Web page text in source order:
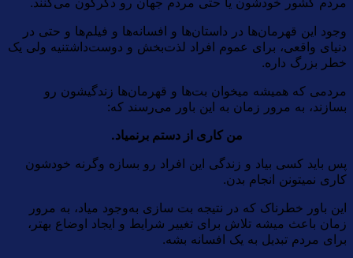
وجود این قهرمان‌ها در داستان‌ها و افسانه‌ها و فیلم‌ها و حتی در
دنیای واقعی، برای عموم افراد لذت‌بخش و دوست‌داشتنیه ولی یک
خطر بزرگ داره.
مردمی که همیشه میخوان بت‌ها و قهرمان‌ها زندگیشون رو
بسازند، به مرور زمان به این باور می‌رسند که:
من کاری از دستم برنمیاد.
پس باید کسی بیاد و زندگی این افراد رو بسازه وگرنه خودشون
کاری نمیتونن انجام بدن.
این باور خطرناک که در نتیجه بت سازی به‌وجود میاد، به مرور
زمان باعث میشه تلاش برای تغییر شرایط و ایجاد اوضاع بهتر،
برای مردم تبدیل به یک افسانه بشه.